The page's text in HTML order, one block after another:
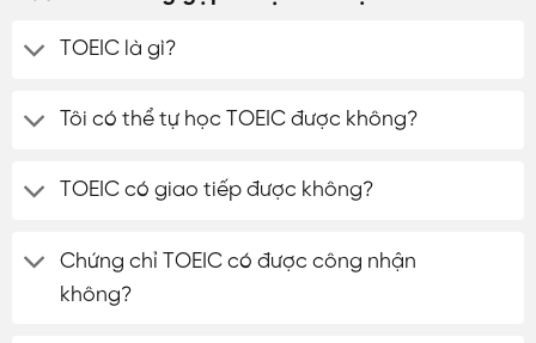
TOEIC là gì?
Tôi có thể tự học TOEIC được không?
TOEIC có giao tiếp được không?
Chứng chỉ TOEIC có được công nhận
không?